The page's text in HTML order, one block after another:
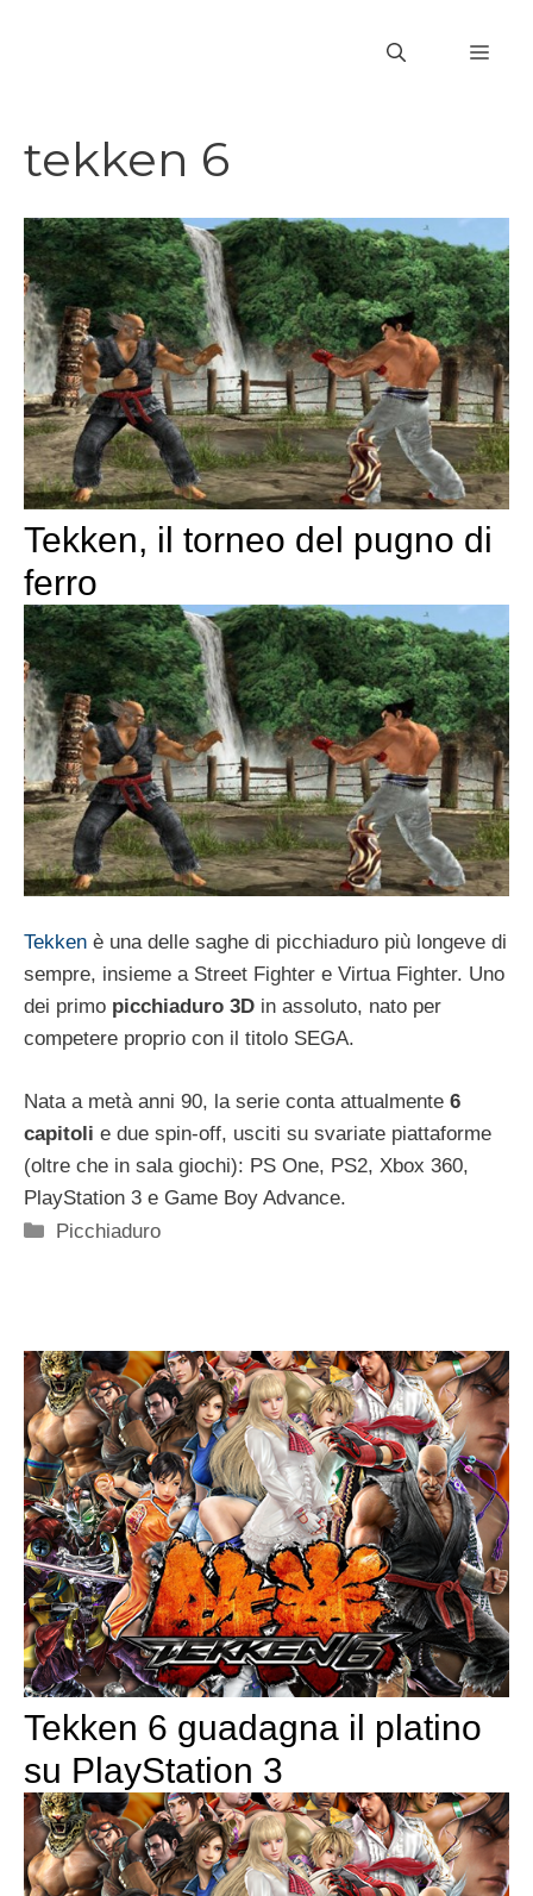
tekken 6
Tekken, il torneo del pugno di
ferro
Tekken è una delle saghe di picchiaduro più longeve di
sempre, insieme a Street Fighter e Virtua Fighter. Uno
dei primo picchiaduro 3D in assoluto, nato per
competere proprio con il titolo SEGA.
Nata a metà anni 90, la serie conta attualmente 6
capitoli e due spin-off, usciti su svariate piattaforme
(oltre che in sala giochi): PS One, PS2, Xbox 360,
PlayStation 3 e Game Boy Advance.
Categorie
Picchiaduro
Tekken 6 guadagna il platino
su PlayStation 3